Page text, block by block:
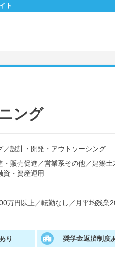
ト
ング
／設計・開発・アウトソーシング
・販売促進 ／営業系その他／建築土
資・資産運用
万円以上 ／転勤なし ／ 月平均残業
り 奨学金返済制度